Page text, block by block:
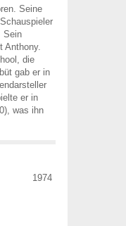
Seine
Sein
Anthony.
die
gab er in
er in
was ihn
1974